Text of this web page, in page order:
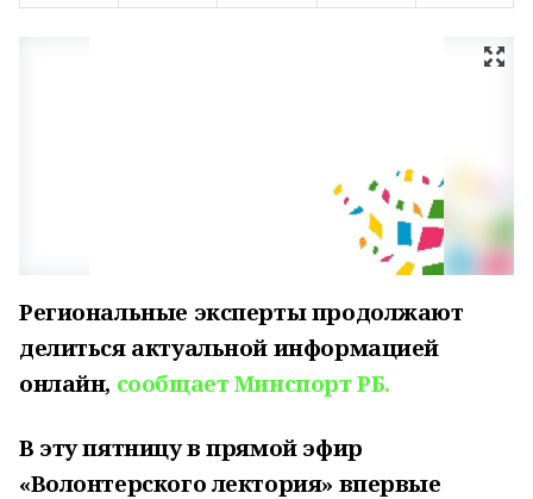
Региональные эксперты продолжают
делиться актуальной информацией
онлайн, сообщает Минспорт РБ.
В эту пятницу в прямой эфир
«Волонтерского лектория» впервые